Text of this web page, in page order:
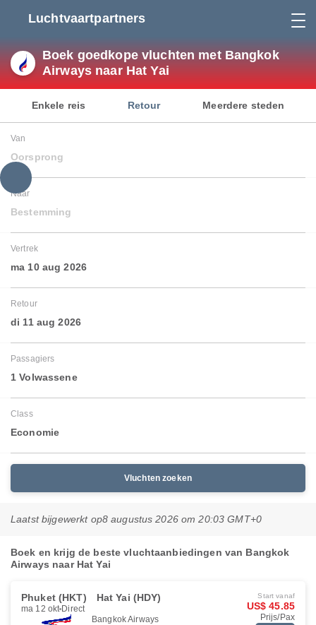
Luchtvaartpartners
Boek goedkope vluchten met Bangkok
Airways naar Hat Yai
Enkele reis Retour Meerdere steden
Van
Oorsprong
Naar
Bestemming
Vertrek
ma 10 aug 2026
Retour
di 11 aug 2026
Passagiers
1 Volwassene
Class
Economie
Vluchten zoeken
Laatst bijgewerkt op8 augustus 2026 om 20:03 GMT+0
Boek en krijg de beste vluchtaanbiedingen van Bangkok
Airways naar Hat Yai
Phuket (HKT) Hat Yai (HDY)
ma 12 okt Direct
Bangkok Airways
Start vanaf
US$ 45.85
Prijs/Pax